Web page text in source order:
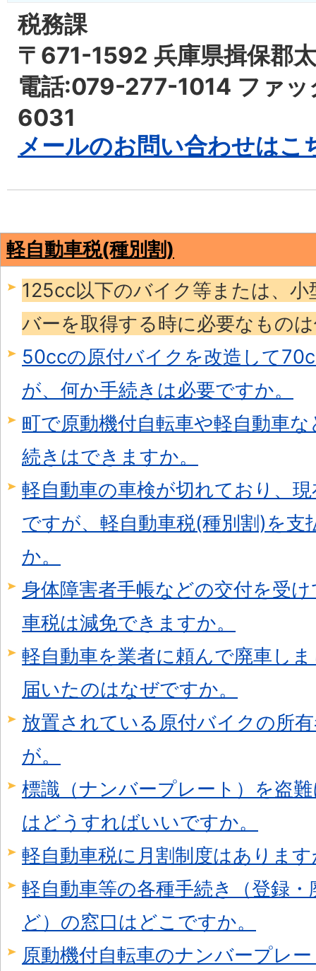
税務課
〒671-1592 兵庫県揖保郡
電話:079-277-1014 ファ
6031
メールのお問い合わせはこ
軽自動車税(種別割)
125cc以下のバイク等または、小
バーを取得する時に必要なもの
50ccの原付バイクを改造して
が、何か手続きは必要ですか。
町で原動機付自転車や軽自動車
続きはできますか。
軽自動車の車検が切れており、
ですが、軽自動車税(種別割)を支
か。
身体障害者手帳などの交付を受
車税は減免できますか。
軽自動車を業者に頼んで廃車し
届いたのはなぜですか。
放置されている原付バイクの所
が。
標識（ナンバープレート）を盗
はどうすればいいですか。
軽自動車税に月割制度はありま
軽自動車等の各種手続き（登録
ど）の窓口はどこですか。
原動機付自転車のナンバープレ